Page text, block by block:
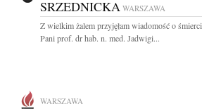
SRZEDNICKA WARSZAWA
Z wielkim żalem przyjęłam wiadomość o śmierci
Pani prof. dr hab. n. med. Jadwigi...
WARSZAWA